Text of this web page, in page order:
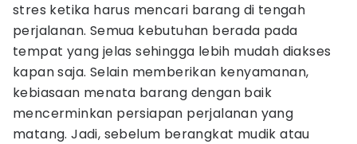
stres ketika harus mencari barang di tengah
perjalanan. Semua kebutuhan berada pada
tempat yang jelas sehingga lebih mudah diakses
kapan saja. Selain memberikan kenyamanan,
kebiasaan menata barang dengan baik
mencerminkan persiapan perjalanan yang
matang. Jadi, sebelum berangkat mudik atau